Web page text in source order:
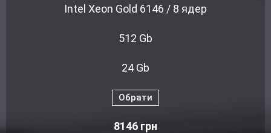
Intel Xeon Gold 6146 / 8 ядер
512 Gb
24 Gb
Обрати
8146 грн